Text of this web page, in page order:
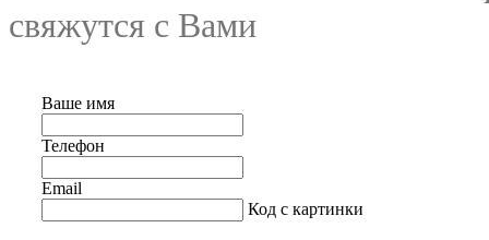
свяжутся с Вами
Ваше имя
Телефон
Email
Код с картинки